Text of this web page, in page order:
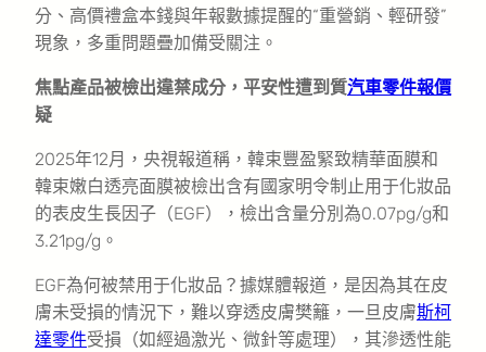
分、高價禮盒本錢與年報數據提醒的“重營銷、輕研發”
現象，多重問題疊加備受關注。
焦點產品被檢出違禁成分，平安性遭到質汽車零件報價
疑
2025年12月，央視報道稱，韓束豐盈緊致精華面膜和
韓束嫩白透亮面膜被檢出含有國家明令制止用于化妝品
的表皮生長因子（EGF），檢出含量分別為0.07pg/g和
3.21pg/g。
EGF為何被禁用于化妝品？據媒體報道，是因為其在皮
膚未受損的情況下，難以穿透皮膚樊籬，一旦皮膚斯柯
達零件受損（如經過激光、微針等處理），其滲透性能